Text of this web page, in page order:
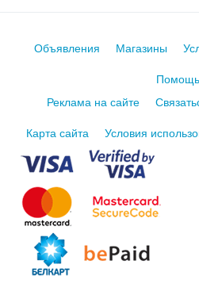
Объявления Магазины
Помощь
Реклама на сайте
Карта сайта Условия